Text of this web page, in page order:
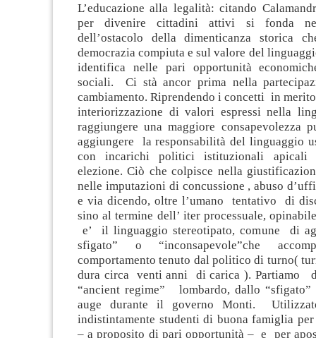
L’educazione alla legalità: citando
per divenire cittadini attivi si fonda nel
dell’ostacolo della dimenticanza storica
democrazia compiuta e sul valore del
identifica nelle pari opportunità
sociali. Ci stà ancor prima nella
cambiamento. Riprendendo i concetti in
interiorizzazione di valori espressi nella
raggiungere una maggiore consapevolezza
aggiungere la responsabilità del linguaggio
con incarichi politici istituzionali apicali
elezione. Ciò che colpisce nella
nelle imputazioni di concussione , abuso
e via dicendo, oltre l’umano tentativo di
sino al termine dell’ iter processuale,
e’ il linguaggio stereotipato, comune di
sfigato” o “inconsapevole”che
comportamento tenuto dal politico di turno(
dura circa venti anni di carica ). Partiamo
“ancient regime” lombardo, dallo
auge durante il governo Monti.
indistintamente studenti di buona famiglia per
– a proposito di pari opportunità – e per